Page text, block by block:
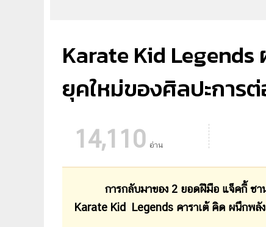
Karate Kid
ยุคใหม่ของศิลปะการ
14,110 อ่าน
การกลับมาของ 2 ยอดฝีมือ แจ็คกี้ ชาน
Karate Kid Legends คาราเต้ คิด ผนึกพลั